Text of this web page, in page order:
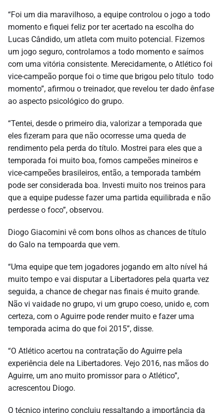
“Foi um dia maravilhoso, a equipe controlou o jogo a todo
momento e fiquei feliz por ter acertado na escolha do
Lucas Cândido, um atleta com muito potencial. Fizemos
um jogo seguro, controlamos a todo momento e saímos
com uma vitória consistente. Merecidamente, o Atlético foi
vice-campeão porque foi o time que brigou pelo título todo
momento”, afirmou o treinador, que revelou ter dado ênfase
ao aspecto psicológico do grupo.
“Tentei, desde o primeiro dia, valorizar a temporada que
eles fizeram para que não ocorresse uma queda de
rendimento pela perda do título. Mostrei para eles que a
temporada foi muito boa, fomos campeões mineiros e
vice-campeões brasileiros, então, a temporada também
pode ser considerada boa. Investi muito nos treinos para
que a equipe pudesse fazer uma partida equilibrada e não
perdesse o foco”, observou.
Diogo Giacomini vê com bons olhos as chances de título
do Galo na tempoarda que vem.
“Uma equipe que tem jogadores jogando em alto nível há
muito tempo e vai disputar a Libertadores pela quarta vez
seguida, a chance de chegar nas finais é muito grande.
Não vi vaidade no grupo, vi um grupo coeso, unido e, com
certeza, com o Aguirre pode render muito e fazer uma
temporada acima do que foi 2015”, disse.
“O Atlético acertou na contratação do Aguirre pela
experiência dele na Libertadores. Vejo 2016, nas mãos do
Aguirre, um ano muito promissor para o Atlético”,
acrescentou Diogo.
O técnico interino concluiu ressaltando a importância da